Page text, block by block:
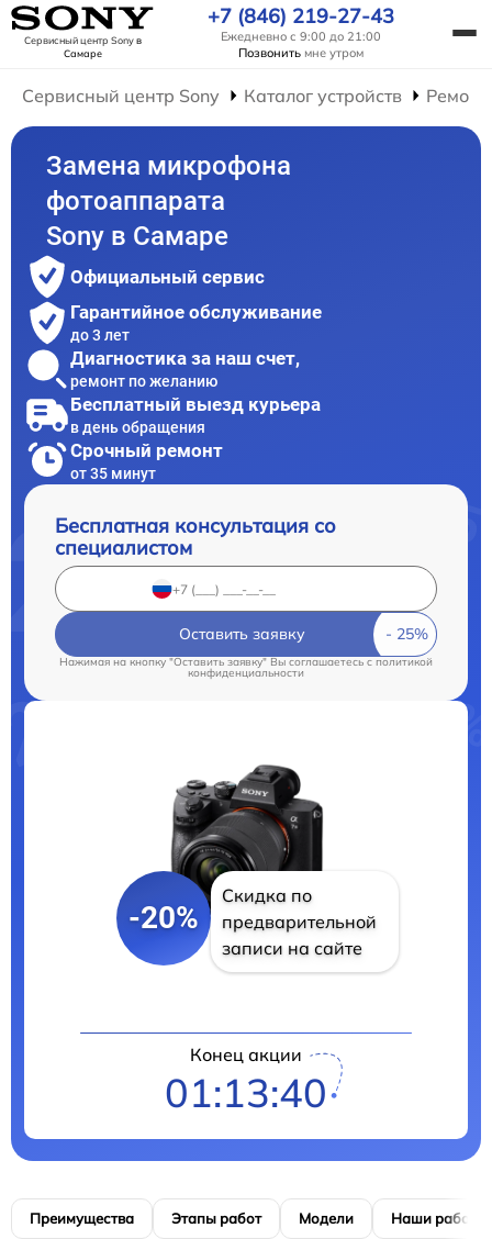
Сервисный центр Sonyв
Самаре
+7 (846) 219-27-43
Ежедневно с 9:00 до 21:00
Позвонить мне утром
Сервисный центр Sony Каталог устройств
Замена микрофона
фотоаппарата
Sony в Самаре
Официальный сервис
Гарантийное обслуживание
до 3 лет
Диагностика за наш счет,
ремонт по желанию
Бесплатный выезд курьера
в день обращения
Срочный ремонт
от 35 минут
Бесплатная консультация со
специалистом
Оставить заявку
Нажимая на кнопку "Оставить заявку" Вы соглашаетесь cполитикой
конфиденциальности
-20%
Скидка по
предварительной
записи на сайте
Конец акции
01:13:40
Преимущества Этапы работ Модели Наши работы